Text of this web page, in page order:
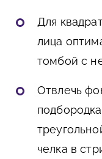
Для
лица
томбой с
Отвлечь
челка в